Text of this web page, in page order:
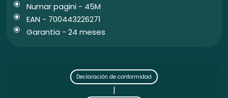
Numar pagini - 45M
EAN - 700443226271
Garantia - 24 meses
Declaración de conformidad
|